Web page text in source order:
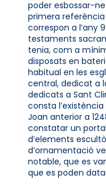
poder esbossar-
primera referència
correspon a l’any
testaments
tenia, com a
disposats en
habitual en les
central, dedicat a
dedicats a Sant
consta
Joan anterior a
constatar un
d’elements
d’ornamentació
notable, que es
que es poden